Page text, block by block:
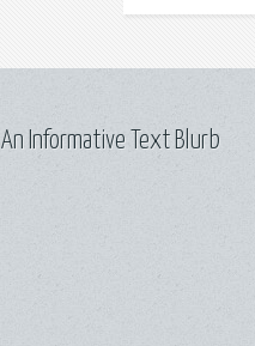
An Informative Text Blurb